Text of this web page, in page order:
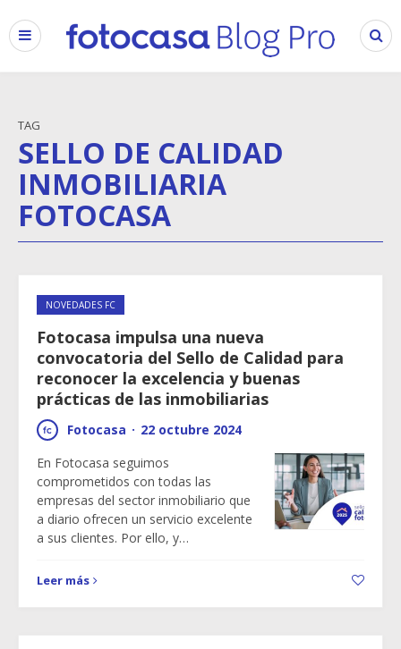
TAG
SELLO DE CALIDAD
INMOBILIARIA
FOTOCASA
NOVEDADES FC
Fotocasa impulsa una nueva
convocatoria del Sello de Calidad para
reconocer la excelencia y buenas
prácticas de las inmobiliarias
Fotocasa · 22 octubre 2024
En Fotocasa seguimos
comprometidos con todas las
empresas del sector inmobiliario que
a diario ofrecen un servicio excelente
a sus clientes. Por ello, y…
Leer más